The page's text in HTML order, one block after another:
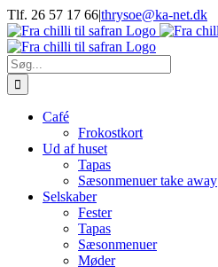
Skip
to
content
Tlf. 26 57 17 66|thrysoe@ka-net.dk
Facebook
Instagram
Søg
efter:
Café
Frokostkort
Ud af huset
Tapas
Sæsonmenuer take away
Selskaber
Fester
Tapas
Sæsonmenuer
Møder